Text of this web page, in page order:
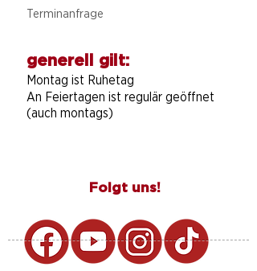
Terminanfrage
generell gilt:
Montag ist Ruhetag
An Feiertagen ist regulär geöffnet
(auch montags)
Folgt uns!